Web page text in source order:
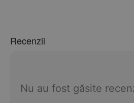
Recenzii
Nu au fost găsite